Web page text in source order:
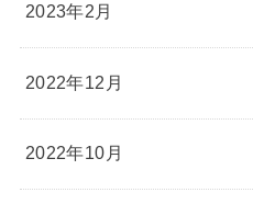
2023年2月
2022年12月
2022年10月